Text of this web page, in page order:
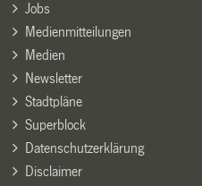
Jobs
Medienmitteilungen
Medien
Newsletter
Stadtpläne
Superblock
Datenschutzerklärung
Disclaimer